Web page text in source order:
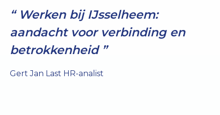
Werken bij IJsselheem:
aandacht voor verbinding en
betrokkenheid
Gert Jan Last HR-analist